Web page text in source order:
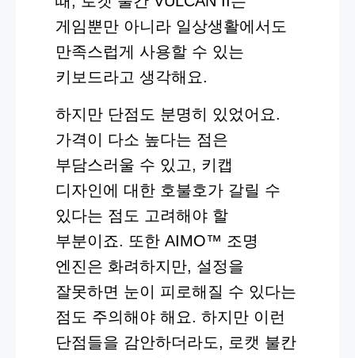
게임뿐만 아니라 일상생활에서도
만족스럽게 사용할 수 있는
키보드라고 생각해요.
하지만 단점도 분명히 있었어요.
가격이 다소 높다는 점은
부담스러울 수 있고, 키캡
디자인에 대한 호불호가 갈릴 수
있다는 점도 고려해야 할
부분이죠. 또한 AIMO™ 조명
엔진은 화려하지만, 설정을
잘못하면 눈이 피로해질 수 있다는
점도 주의해야 해요. 하지만 이런
단점들을 감안하더라도, 로캣 불칸